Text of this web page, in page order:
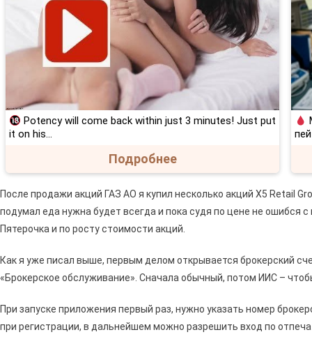
Potency will come back within just 3 minutes! Just put
it on his…
Подробнее
После продажи акций ГАЗ АО я купил несколько акций X5 Retail
подумал еда нужна будет всегда и пока судя по цене не ошибся
Пятерочка и по росту стоимости акций.
Как я уже писал выше, первым делом открывается брокерский
«Брокерское обслуживание». Сначала обычный, потом ИИС –
При запуске приложения первый раз, нужно указать номер
при регистрации, в дальнейшем можно разрешить вход по